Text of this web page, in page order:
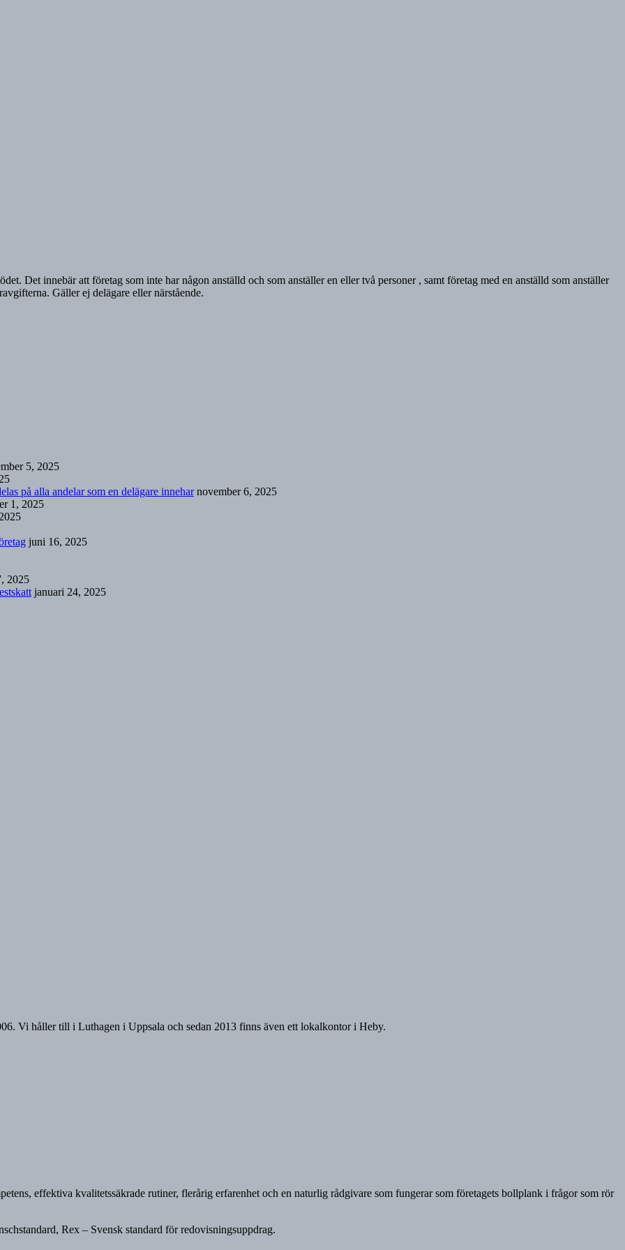
Det innebär att företag som inte har någon anställd och som anställer en eller två personer , samt företag med en anställd som anställer
Gäller ej delägare eller närstående.
5, 2025
på alla andelar som en delägare innehar november 6, 2025
1, 2025
juni 16, 2025
2025
januari 24, 2025
Vi håller till i Luthagen i Uppsala och sedan 2013 finns även ett lokalkontor i Heby.
effektiva kvalitetssäkrade rutiner, flerårig erfarenhet och en naturlig rådgivare som fungerar som företagets bollplank i frågor som rör
Rex – Svensk standard för redovisningsuppdrag.